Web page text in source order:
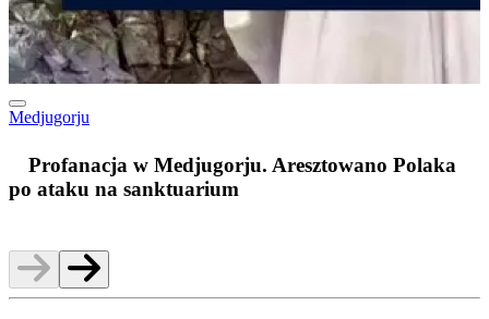
Medjugorju
Profanacja w Medjugorju. Aresztowano Polaka
po ataku na sanktuarium